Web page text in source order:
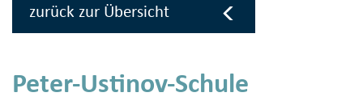
zurück zur Übersicht
Peter-Ustinov-Schule